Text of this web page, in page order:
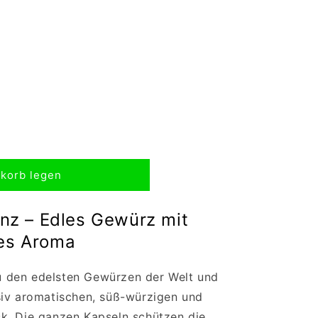
legen
– Edles Gewürz mit
Aroma
edelsten Gewürzen der Welt und
aromatischen, süß-würzigen und